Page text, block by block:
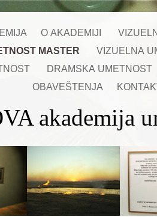
O AKADEMIJI
MASTER
VIZUELNA
DRAMSKA UMETNOST
OBAVEŠTENJA
akademija